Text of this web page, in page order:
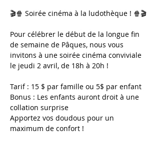
🎬🍿 Soirée cinéma à la ludothèque ! 🍿🎬
Pour célébrer le début de la longue fin
de semaine de Pâques, nous vous
invitons à une soirée cinéma conviviale
le jeudi 2 avril, de 18h à 20h !
Tarif : 15 $ par famille ou 5$ par enfant
Bonus : Les enfants auront droit à une
collation surprise
Apportez vos doudous pour un
maximum de confort !